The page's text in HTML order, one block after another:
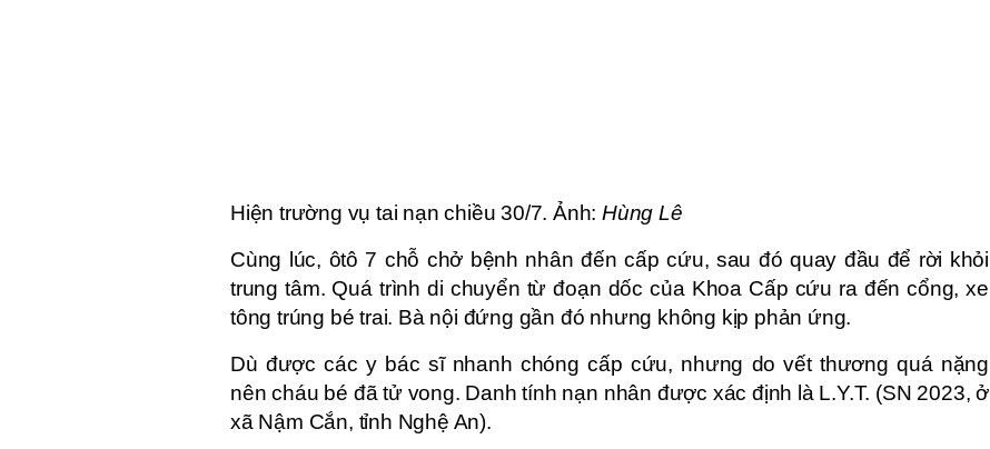
Hiện trường vụ tai nạn chiều 30/7. Ảnh: Hùng Lê
Cùng lúc, ôtô 7 chỗ chở bệnh nhân đến cấp cứu, sau đó quay đầu để rời khỏi
trung tâm. Quá trình di chuyển từ đoạn dốc của Khoa Cấp cứu ra đến cổng, xe
tông trúng bé trai. Bà nội đứng gần đó nhưng không kịp phản ứng.
Dù được các y bác sĩ nhanh chóng cấp cứu, nhưng do vết thương quá nặng
nên cháu bé đã tử vong. Danh tính nạn nhân được xác định là L.Y.T. (SN 2023, ở
xã Nậm Cắn, tỉnh Nghệ An).